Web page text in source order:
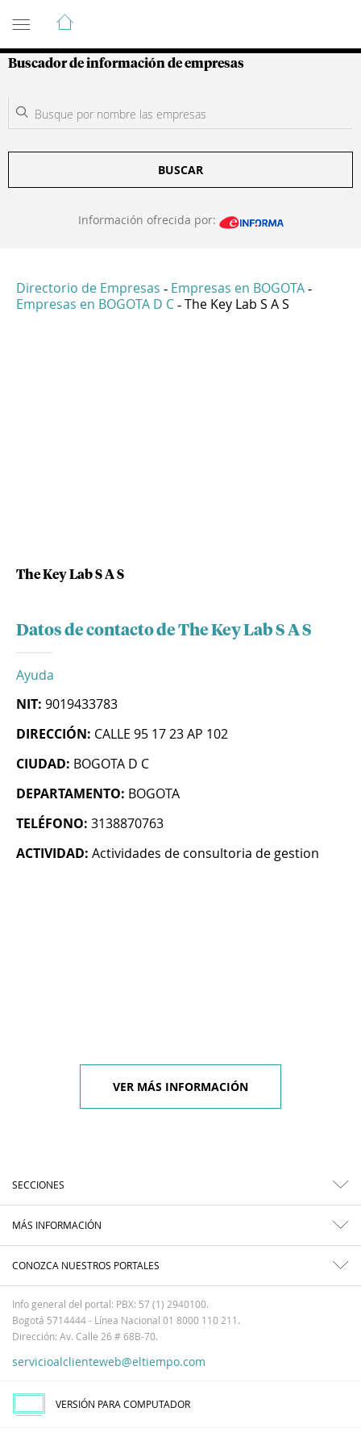
Guía de Empresas Colombianas
Buscador de información de empresas
BUSCAR
Información ofrecida por:
Directorio de Empresas - Empresas en BOGOTA -
Empresas en BOGOTA D C - The Key Lab S A S
The Key Lab S A S
Datos de contacto de The Key Lab S A S
Ayuda
NIT: 9019433783
DIRECCIÓN: CALLE 95 17 23 AP 102
CIUDAD: BOGOTA D C
DEPARTAMENTO: BOGOTA
TELÉFONO: 3138870763
ACTIVIDAD: Actividades de consultoria de gestion
VER MÁS INFORMACIÓN
SECCIONES
MÁS INFORMACIÓN
CONOZCA NUESTROS PORTALES
Info general del portal: PBX: 57 (1) 2940100.
Bogotá 5714444 - Línea Nacional 01 8000 110 211.
Dirección: Av. Calle 26 # 68B-70.
servicioalclienteweb@eltiempo.com
VERSIÓN PARA COMPUTADOR